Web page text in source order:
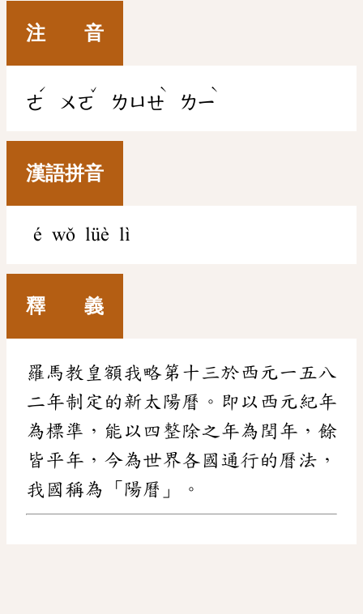
注 音
ㄜ
ˊ
ㄨㄛ
ˇ
ㄌㄩㄝ
ˋ
ㄌㄧ
ˋ
漢語拼音
é wǒ lüè lì
釋 義
羅馬教皇額我略第十三於西元一五八
二年制定的新太陽曆。即以西元紀年
為標準，能以四整除之年為閏年，餘
皆平年，今為世界各國通行的曆法，
我國稱為「陽曆」。